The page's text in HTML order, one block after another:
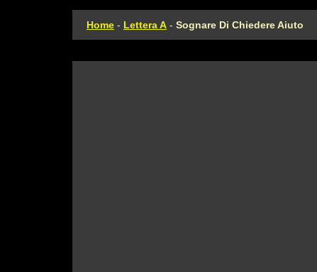
Home - Lettera A - Sognare Di Chiedere Aiuto